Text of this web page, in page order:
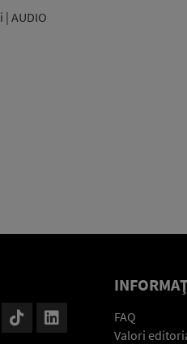
AUDIO
FAQ
Valori